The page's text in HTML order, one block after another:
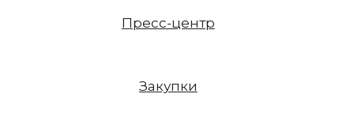
Пресс-центр
Закупки